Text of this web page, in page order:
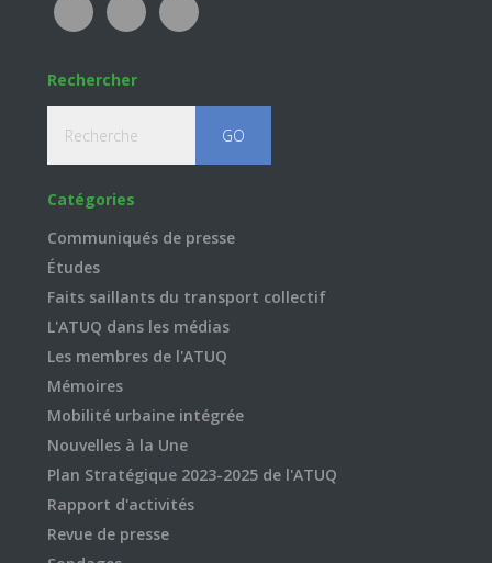
Rechercher
Catégories
Communiqués de presse
Études
Faits saillants du transport collectif
L'ATUQ dans les médias
Les membres de l'ATUQ
Mémoires
Mobilité urbaine intégrée
Nouvelles à la Une
Plan Stratégique 2023-2025 de l'ATUQ
Rapport d'activités
Revue de presse